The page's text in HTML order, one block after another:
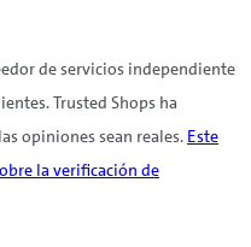
de servicios independiente
Trusted Shops ha
opiniones sean reales. Este
la verificación de